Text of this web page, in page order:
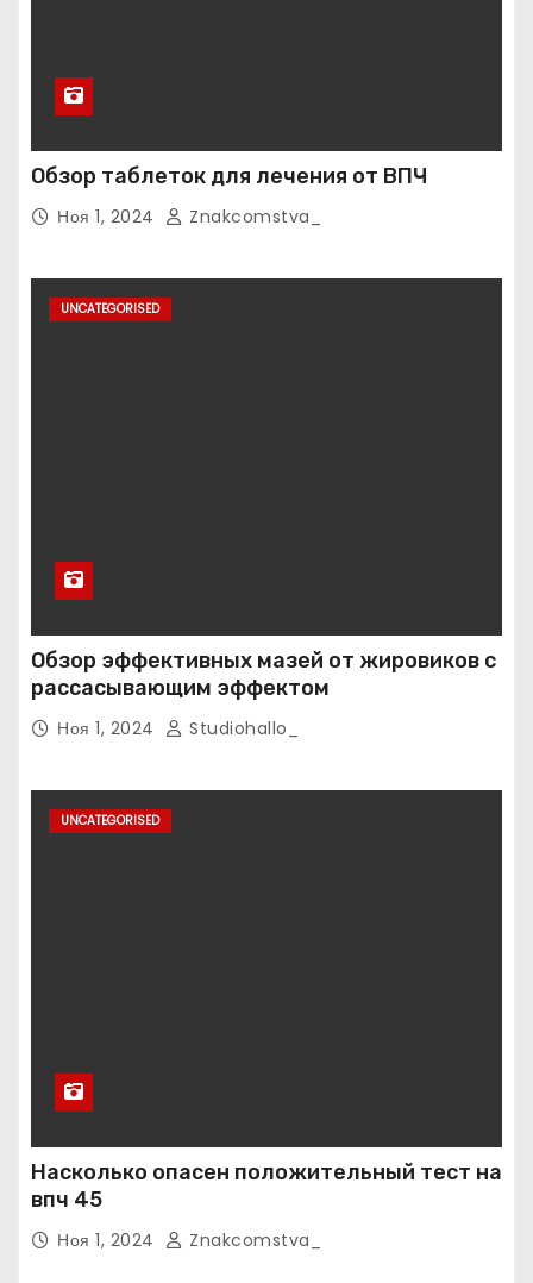
Обзор таблеток для лечения от ВПЧ
Ноя 1, 2024 Znakcomstva_
UNCATEGORISED
Обзор эффективных мазей от жировиков с
рассасывающим эффектом
Ноя 1, 2024 Studiohallo_
UNCATEGORISED
Насколько опасен положительный тест на
впч 45
Ноя 1, 2024 Znakcomstva_